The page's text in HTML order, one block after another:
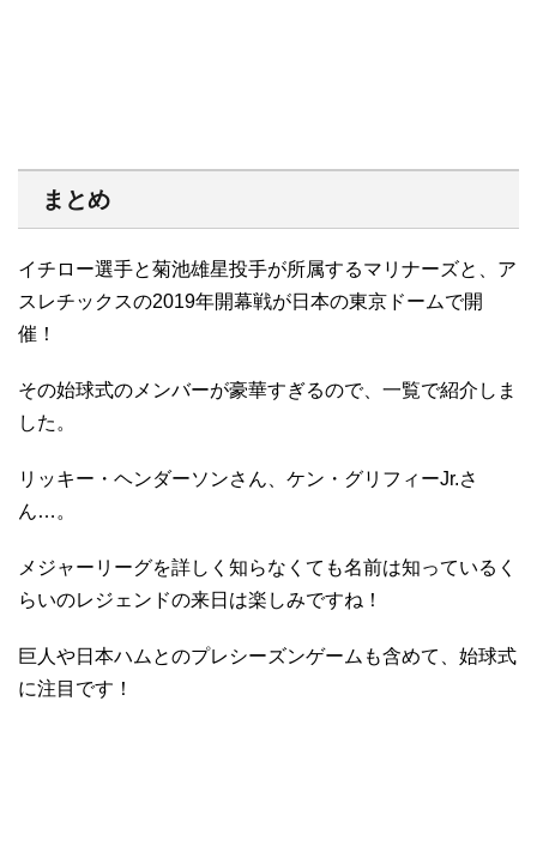
まとめ
イチロー選手と菊池雄星投手が所属するマリナーズと、ア
スレチックスの2019年開幕戦が日本の東京ドームで開
催！
その始球式のメンバーが豪華すぎるので、一覧で紹介しま
した。
リッキー・ヘンダーソンさん、ケン・グリフィーJr.さ
ん…。
メジャーリーグを詳しく知らなくても名前は知っているく
らいのレジェンドの来日は楽しみですね！
巨人や日本ハムとのプレシーズンゲームも含めて、始球式
に注目です！